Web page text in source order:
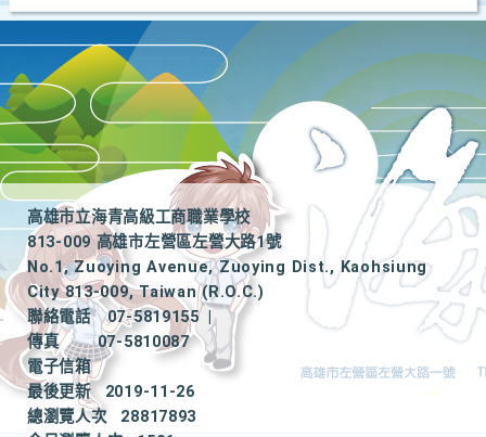
高雄市立海青高級工商職業學校
813-009 高雄市左營區左營大路1號
No.1, Zuoying Avenue, Zuoying Dist., Kaohsiung
City 813-009, Taiwan (R.O.C.)
聯絡電話
07-5819155
|
傳真
07-5810087
電子信箱
最後更新
2019-11-26
總瀏覽人次
28817893